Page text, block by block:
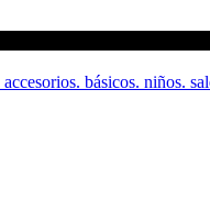
accesorios. básicos. niños.